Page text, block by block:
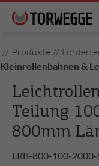
// Produkte //
Kleinrollenbahnen &
Teilung
800mm
LRB-800-100-2000-